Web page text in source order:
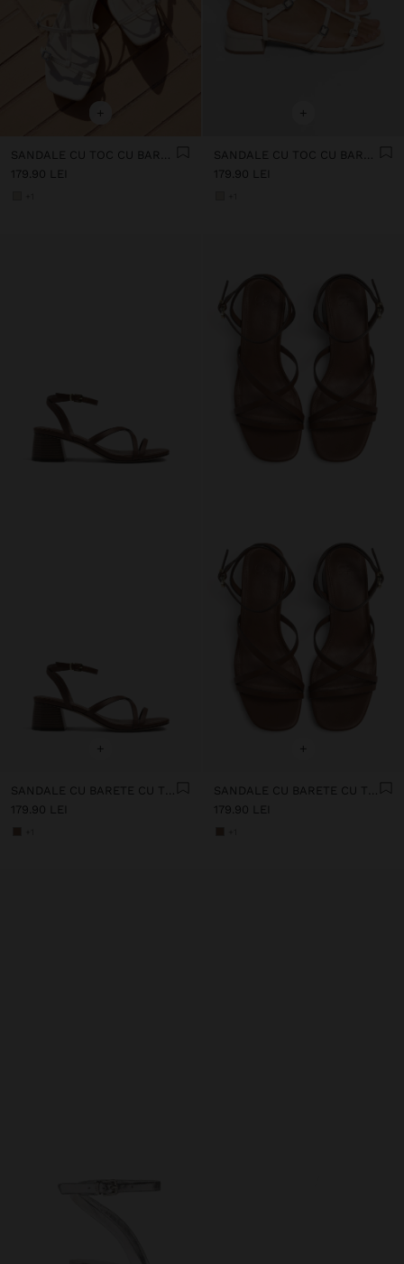
+
179.90 LEI
+
179.90 LEI
+
SANDALE CU BARETE CU TOC GROS ȘI LAT
179.90 LEI
+
SANDALE CU BARETE CU TOC GROS ȘI LAT
179.90 LEI